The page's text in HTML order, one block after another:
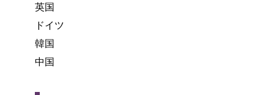
英国
ドイツ
韓国
中国